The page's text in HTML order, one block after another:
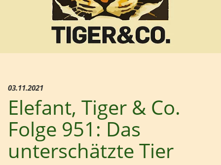
03.11.2021
Elefant, Tiger & Co.
Folge 951: Das
unterschätzte Tier